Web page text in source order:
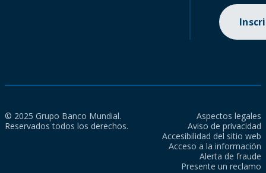
© 2025 Grupo Banco Mundial.
Reservados todos los derechos.
Aspectos legales
Aviso de privacidad
Accesibilidad del sitio web
Acceso a la información
Alerta de fraude
Presente un reclamo